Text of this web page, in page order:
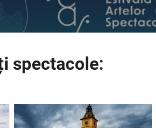
Estivală a Artelor
spectacole: